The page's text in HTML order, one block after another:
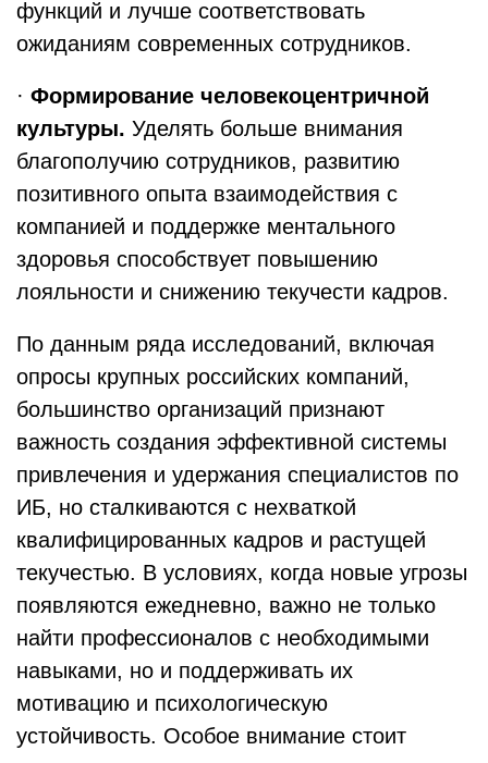
функций и лучше соответствовать
ожиданиям современных сотрудников.
· Формирование человекоцентричной
культуры. Уделять больше внимания
благополучию сотрудников, развитию
позитивного опыта взаимодействия с
компанией и поддержке ментального
здоровья способствует повышению
лояльности и снижению текучести кадров.
По данным ряда исследований, включая
опросы крупных российских компаний,
большинство организаций признают
важность создания эффективной системы
привлечения и удержания специалистов по
ИБ, но сталкиваются с нехваткой
квалифицированных кадров и растущей
текучестью. В условиях, когда новые угрозы
появляются ежедневно, важно не только
найти профессионалов с необходимыми
навыками, но и поддерживать их
мотивацию и психологическую
устойчивость. Особое внимание стоит